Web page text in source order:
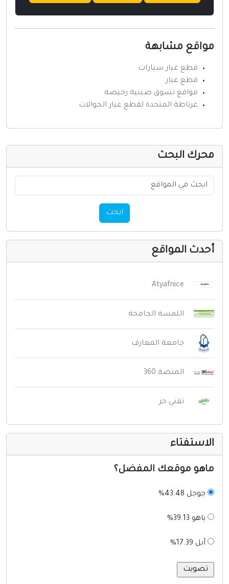
مشابهة
قطع غيار سيارات
قطع غيار
مواقع تسوق صينية رخيصة
غرناطة المتحدة لقطع غيار الجوالات
البحث
المواقع
Atyafnice
اللمسة الجامحة
جامعة المعارف
المنصة 360
تقني حر
موقعك المفضل؟
جوجل 43.48%
ياهو 39.13%
أبل 17.39%